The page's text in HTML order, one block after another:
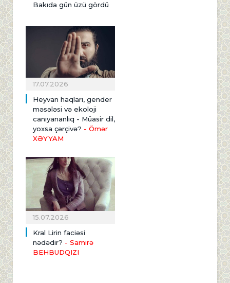
Bakıda gün üzü gördü
17.07.2026
Heyvan haqları, gender
məsələsi və ekoloji
canıyananlıq - Müasir dil,
yoxsa çərçivə? - Ömər
XƏYYAM
15.07.2026
Kral Lirin faciəsi
nədədir? - Samirə
BEHBUDQIZI